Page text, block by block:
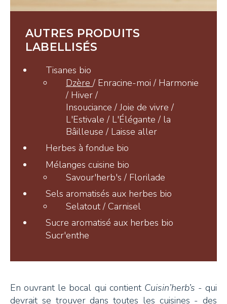
Miel et autres douceurs
Ambassadeurs
CONTACT
Pays-d’Enhaut Région,
Économie et Tourisme
Place du Village 6,
1660 Château-d’Œx
AUTRES PRODUITS
LABELLISÉS
Tisanes bio
Dzère/ Enracine-moi / Harmonie
/ Hiver /
Insouciance / Joie de vivre /
L'Estivale / L'Élégante / la
Bâilleuse / Laisse aller
Herbes à fondue bio
Mélanges cuisine bio
Savour'herb's / Florilade
Sels aromatisés aux herbes bio
Selatout / Carnisel
Sucre aromatisé aux herbes bio
Sucr'enthe
En ouvrant le bocal qui contient Cuisin’herb’s - qui
devrait se trouver dans toutes les cuisines - des